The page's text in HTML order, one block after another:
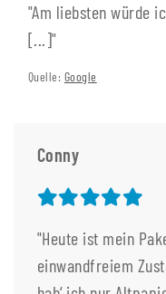
"Am liebsten würde
[...]"
Quelle: Google
Conny
"Heute ist mein
einwandfreiem